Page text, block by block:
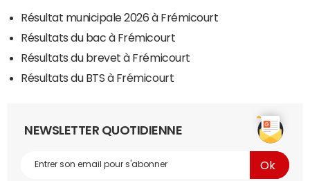
Résultat municipale 2026 à Frémicourt
Résultats du bac à Frémicourt
Résultats du brevet à Frémicourt
Résultats du BTS à Frémicourt
NEWSLETTER QUOTIDIENNE